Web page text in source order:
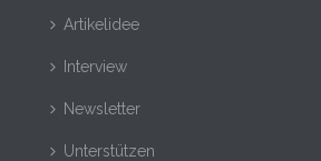
Artikelidee
Interview
Newsletter
Unterstützen